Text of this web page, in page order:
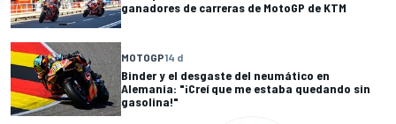
ganadores de carreras de MotoGP de KTM
MOTOGP14 d
Binder y el desgaste del neumático en
Alemania: "¡Creí que me estaba quedando sin
gasolina!"